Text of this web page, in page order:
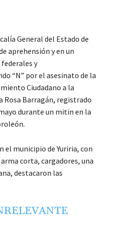
General del Estado de
aprehensión y en un
y
“N” por el asesinato de la
Ciudadano a la
Rosa Barragán, registrado
durante un mitin en la
el municipio de Yuriria, con
corta, cargadores, una
destacaron las